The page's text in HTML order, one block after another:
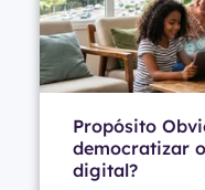
Propósito
democratizar
digital?